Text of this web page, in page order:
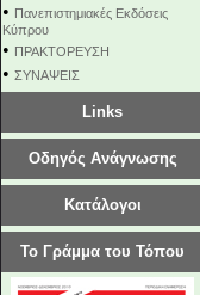
• Πανεπιστημιακές Εκδόσεις
Κύπρου
• ΠΡΑΚΤΟΡΕΥΣΗ
• ΣΥΝΑΨΕΙΣ
Links
Οδηγός Ανάγνωσης
Κατάλογοι
Το Γράμμα του Τόπου